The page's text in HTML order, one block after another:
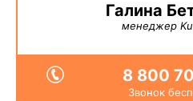
Галина
менеджер
8 800
Звонок